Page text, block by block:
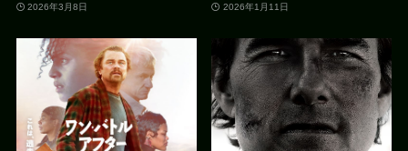
2026年3月8日 2026年1月11日